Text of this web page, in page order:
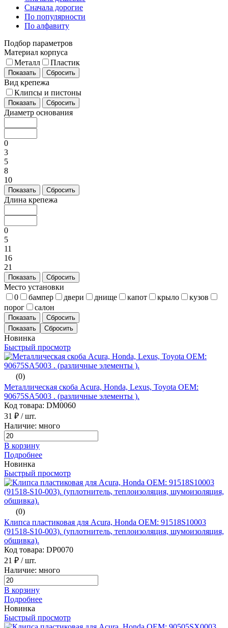
Сначала дорогие
По популярности
По алфавиту
Подбор параметров
Материал корпуса
Металл
Пластик
Показать Сбросить
Вид крепежа
Клипсы и пистоны
Показать Сбросить
Диаметр основания
0
3
5
8
10
Показать Сбросить
Длина крепежа
0
5
11
16
21
Показать Сбросить
Место установки
0
бампер двери днище капот крыло
кузов
порог
салон
Показать Сбросить
Новинка
Быстрый просмотр
(0)
Металлическая скоба Acura, Honda, Lexus, Toyota ОЕМ:
90675SA5003 . (различные элементы ).
Код товара: DM0060
31 ₽ / шт.
Наличие: много
В корзину
Подробнее
Новинка
Быстрый просмотр
(0)
Клипса пластиковая для Acura, Honda ОЕМ: 91518S10003
(91518-S10-003). (уплотнитель, теплоизоляция, шумоизоляция,
обшивка).
Код товара: DP0070
21 ₽ / шт.
Наличие: много
В корзину
Подробнее
Новинка
Быстрый просмотр